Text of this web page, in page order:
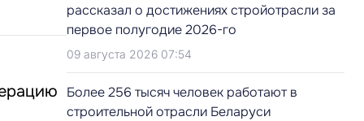
рассказал о достижениях стройотрасли за
первое полугодие 2026-го
09 августа 2026 07:54
Более 256 тысяч человек работают в
строительной отрасли Беларуси